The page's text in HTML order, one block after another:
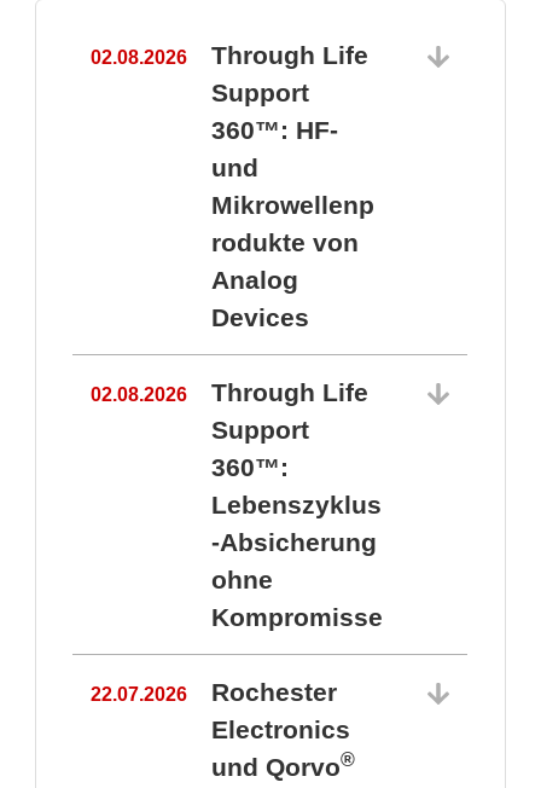
02.08.2026
Through Life
Support
360™: HF-
und
Mikrowellenp
rodukte von
Analog
Devices
02.08.2026
Through Life
Support
360™:
Lebenszyklus
-Absicherung
ohne
Kompromisse
22.07.2026
Rochester
Electronics
und Qorvo®